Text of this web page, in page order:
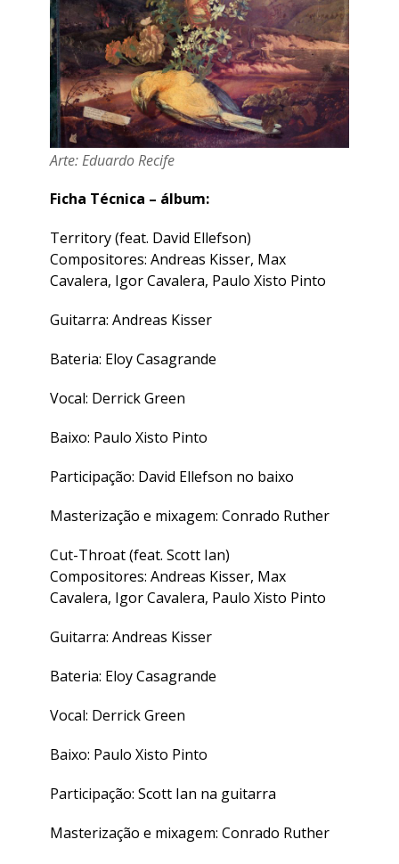
Arte: Eduardo Recife
Ficha Técnica – álbum:
Territory (feat. David Ellefson)
Compositores: Andreas Kisser, Max
Cavalera, Igor Cavalera, Paulo Xisto Pinto
Guitarra: Andreas Kisser
Bateria: Eloy Casagrande
Vocal: Derrick Green
Baixo: Paulo Xisto Pinto
Participação: David Ellefson no baixo
Masterização e mixagem: Conrado Ruther
Cut-Throat (feat. Scott Ian)
Compositores: Andreas Kisser, Max
Cavalera, Igor Cavalera, Paulo Xisto Pinto
Guitarra: Andreas Kisser
Bateria: Eloy Casagrande
Vocal: Derrick Green
Baixo: Paulo Xisto Pinto
Participação: Scott Ian na guitarra
Masterização e mixagem: Conrado Ruther